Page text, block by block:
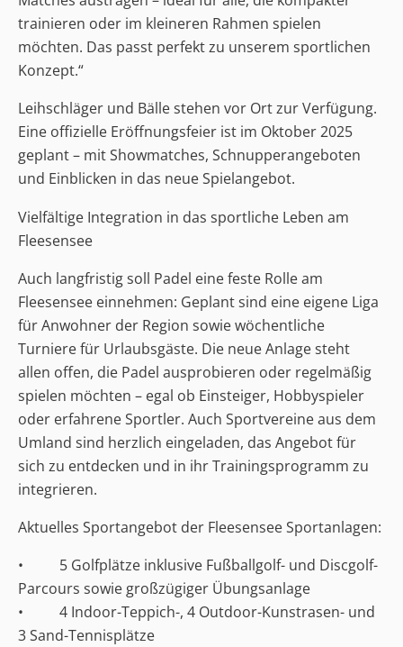
trainieren oder im kleineren Rahmen spielen
möchten. Das passt perfekt zu unserem sportlichen
Konzept.“
Leihschläger und Bälle stehen vor Ort zur Verfügung.
Eine offizielle Eröffnungsfeier ist im Oktober 2025
geplant – mit Showmatches, Schnupperangeboten
und Einblicken in das neue Spielangebot.
Vielfältige Integration in das sportliche Leben am
Fleesensee
Auch langfristig soll Padel eine feste Rolle am
Fleesensee einnehmen: Geplant sind eine eigene Liga
für Anwohner der Region sowie wöchentliche
Turniere für Urlaubsgäste. Die neue Anlage steht
allen offen, die Padel ausprobieren oder regelmäßig
spielen möchten – egal ob Einsteiger, Hobbyspieler
oder erfahrene Sportler. Auch Sportvereine aus dem
Umland sind herzlich eingeladen, das Angebot für
sich zu entdecken und in ihr Trainingsprogramm zu
integrieren.
Aktuelles Sportangebot der Fleesensee Sportanlagen:
• 5 Golfplätze inklusive Fußballgolf- und Discgolf-
Parcours sowie großzügiger Übungsanlage
• 4 Indoor-Teppich-, 4 Outdoor-Kunstrasen- und
3 Sand-Tennisplätze